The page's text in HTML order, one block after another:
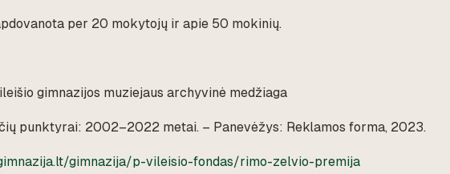
per 20 mokytojų ir apie 50 mokinių.
gimnazijos muziejaus archyvinė medžiaga
punktyrai: 2002–2022 metai. – Panevėžys: Reklamos forma, 2023.
gimnazija/p-vileisio-fondas/rimo-zelvio-premija